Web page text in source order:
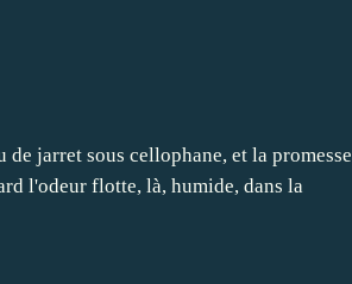
jarret sous cellophane, et la promesse
l'odeur flotte, là, humide, dans la